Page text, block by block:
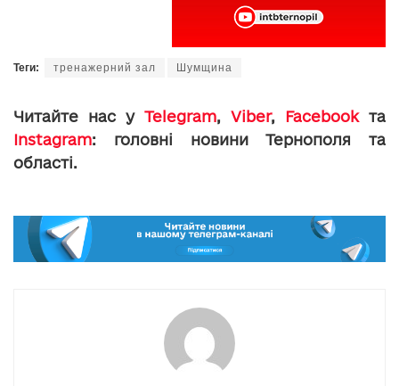
Теги: тренажерний зал Шумщина
Читайте нас у Telegram, Viber, Facebookта
Instagram: головні новини Тернополя та
області.